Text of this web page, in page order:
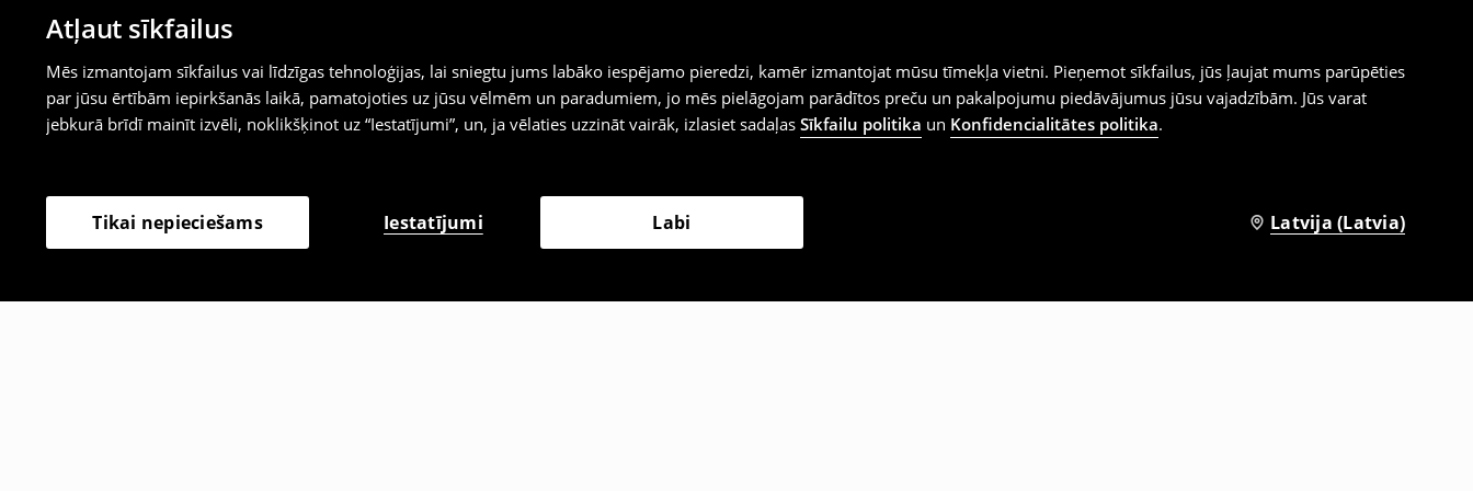
Atļaut sīkfailus
Mēs izmantojam sīkfailus vai līdzīgas tehnoloģijas, lai sniegtu jums labāko iespējamo pieredzi, kamēr izmantojat mūsu tīmekļa vietni. Pieņemot sīkfailus, jūs ļaujat mums parūpēties
par jūsu ērtībām iepirkšanās laikā, pamatojoties uz jūsu vēlmēm un paradumiem, jo mēs pielāgojam parādītos preču un pakalpojumu piedāvājumus jūsu vajadzībām. Jūs varat
jebkurā brīdī mainīt izvēli, noklikšķinot uz “Iestatījumi”, un, ja vēlaties uzzināt vairāk, izlasiet sadaļas Sīkfailu politika un Konfidencialitātes politika.
Tikai nepieciešams Iestatījumi Labi Latvija (Latvia)